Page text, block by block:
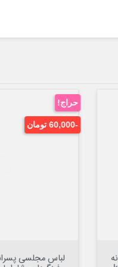
بادی نوزاد و بچه گانه نخی